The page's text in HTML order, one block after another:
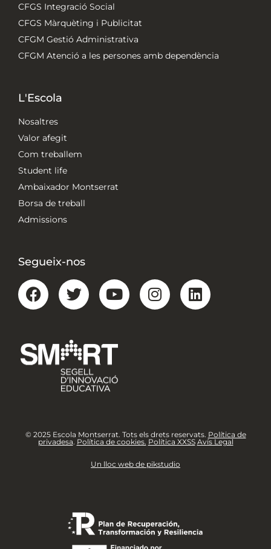
CFGS Integració Social
CFGS Màrquèting i Publicitat
CFGM Gestió Administrativa
CFGM Atenció a les persones amb dependència
L'Escola
Nosaltres
Valor afegit
Com treballem
Student life
Ambaixador Montserrat
Borsa de treball
Admissions
Segueix-nos
© 2025 Escola Montserrat. Tots els drets reservats. Política de
privadesa. Política de cookies. Política XXSS Avís Legal
Un lloc web de pikstudio